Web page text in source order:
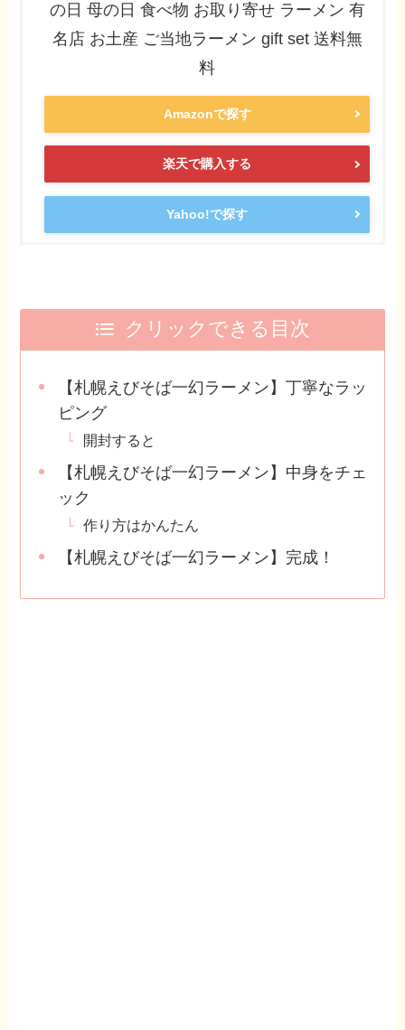
の日 母の日 食べ物 お取り寄せ ラーメン 有
名店 お土産 ご当地ラーメン gift set 送料無
料
Amazonで探す
楽天で購入する
Yahoo!で探す
クリックできる目次
【札幌えびそば一幻ラーメン】丁寧なラッ
ピング
開封すると
【札幌えびそば一幻ラーメン】中身をチェ
ック
作り方はかんたん
【札幌えびそば一幻ラーメン】完成！